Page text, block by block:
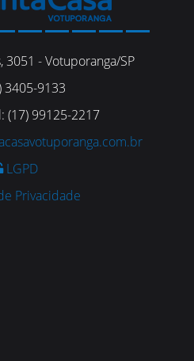
3051 - Votuporanga/SP
3405-9133
(17) 99125-2217
LGPD
Privacidade